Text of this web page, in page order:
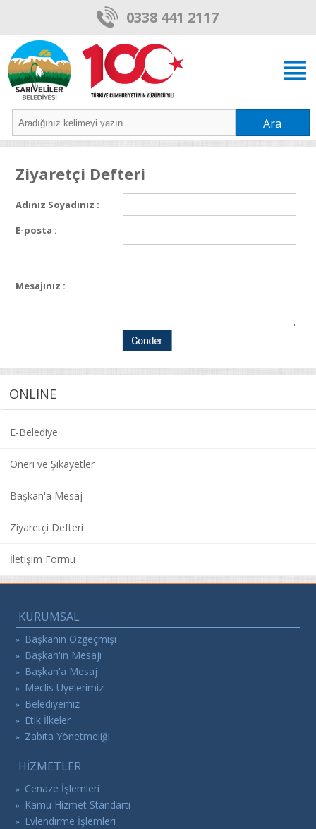
0338 441 2117
Ara
Ziyaretçi Defteri
Adınız Soyadınız :
E-posta :
Mesajınız :
ONLINE
E-Belediye
Öneri ve Şikayetler
Başkan'a Mesaj
Ziyaretçi Defteri
İletişim Formu
KURUMSAL
» Başkanın Özgeçmişi
» Başkan'ın Mesajı
» Başkan'a Mesaj
» Meclis Üyelerimiz
» Belediyemiz
» Etik İlkeler
» Zabıta Yönetmeliği
HİZMETLER
» Cenaze İşlemleri
» Kamu Hizmet Standartı
» Evlendirme İşlemleri